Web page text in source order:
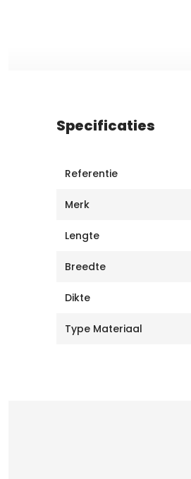
Specificaties
Referentie
Merk
Lengte
Breedte
Dikte
Type Materiaal